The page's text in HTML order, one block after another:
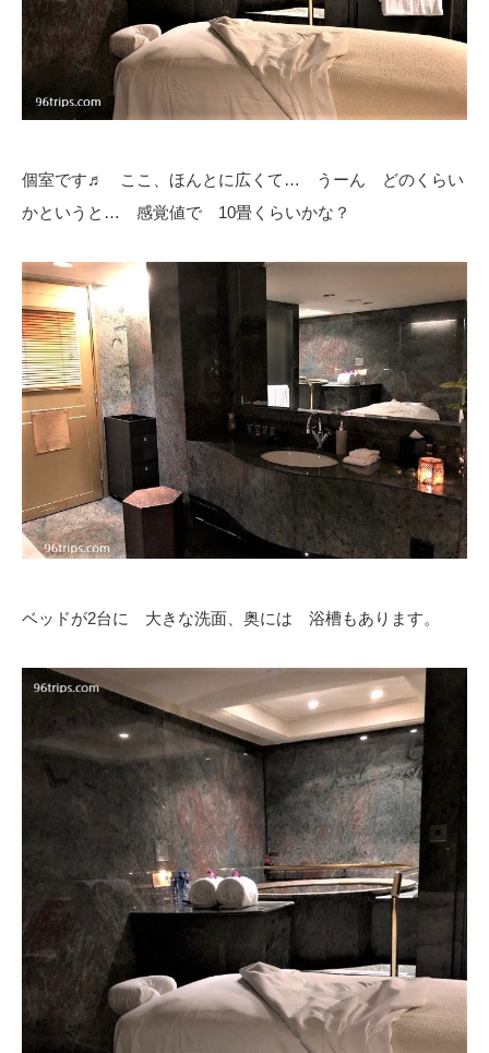
個室です♬ ここ、ほんとに広くて… うーん どのくらい
かというと… 感覚値で 10畳くらいかな？
ベッドが2台に 大きな洗面、奥には 浴槽もあります。